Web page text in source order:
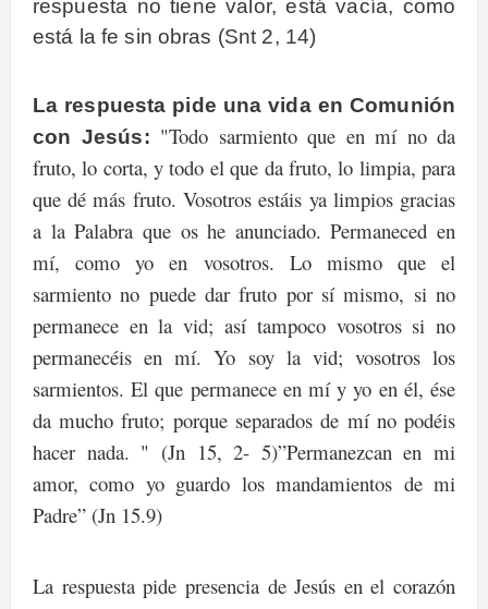
respuesta no tiene valor, está vacía, como
está la fe sin obras (Snt 2, 14)
La respuesta pide una vida en Comunión
con Jesús: "Todo sarmiento que en mí no da
fruto, lo corta, y todo el que da fruto, lo limpia, para
que dé más fruto. Vosotros estáis ya limpios gracias
a la Palabra que os he anunciado. Permaneced en
mí, como yo en vosotros. Lo mismo que el
sarmiento no puede dar fruto por sí mismo, si no
permanece en la vid; así tampoco vosotros si no
permanecéis en mí. Yo soy la vid; vosotros los
sarmientos. El que permanece en mí y yo en él, ése
da mucho fruto; porque separados de mí no podéis
hacer nada. " (Jn 15, 2- 5)”Permanezcan en mi
amor, como yo guardo los mandamientos de mi
Padre” (Jn 15.9)
La respuesta pide presencia de Jesús en el corazón